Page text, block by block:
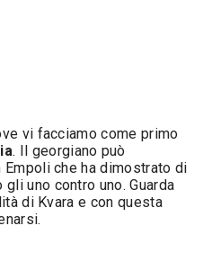
vi facciamo come primo
. Il georgiano può
che ha dimostrato di
uno contro uno. Guarda
di Kvara e con questa